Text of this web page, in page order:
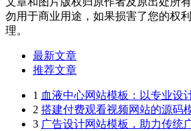
勿用于商业用途，如果损害了您的权
理。
最新文章
推荐文章
1 血液中心网站模板：以专业设
2 搭建付费观看视频网站的源码
3 广告设计网站模板，助力传统